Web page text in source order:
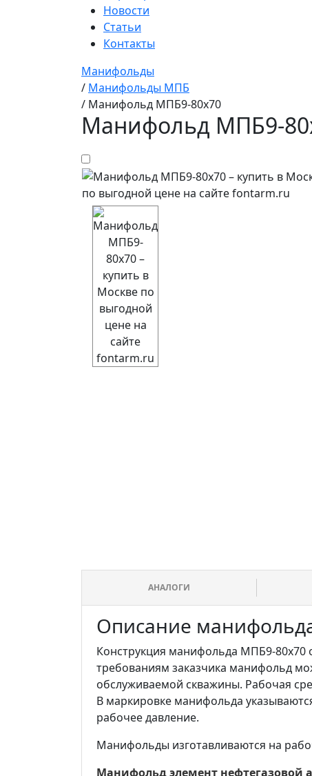
Новости
Статьи
Контакты
Манифольды
/ Манифольды МПБ
/ Манифольд МПБ9-80х70
Манифольд МПБ9-
АНАЛОГИ
Описание
Конструкция манифольда МПБ9-80х70
требованиям заказчика манифольд
обслуживаемой скважины. Рабочая
В маркировке манифольда
рабочее давление.
Манифольды изготавливаются на
Манифольд элемент нефтегазовой